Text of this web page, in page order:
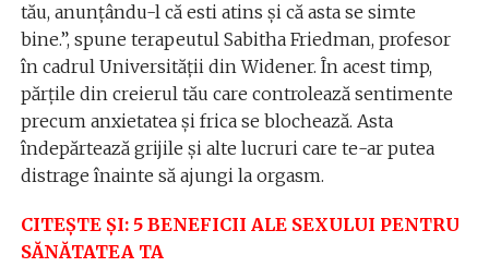
tău, anunțându-l că esti atins și că asta se simte
bine.”, spune terapeutul Sabitha Friedman, profesor
în cadrul Universității din Widener. În acest timp,
părțile din creierul tău care controlează sentimente
precum anxietatea și frica se blochează. Asta
îndepărtează grijile și alte lucruri care te-ar putea
distrage înainte să ajungi la orgasm.
CITEȘTE ȘI: 5 BENEFICII ALE SEXULUI PENTRU
SĂNĂTATEA TA